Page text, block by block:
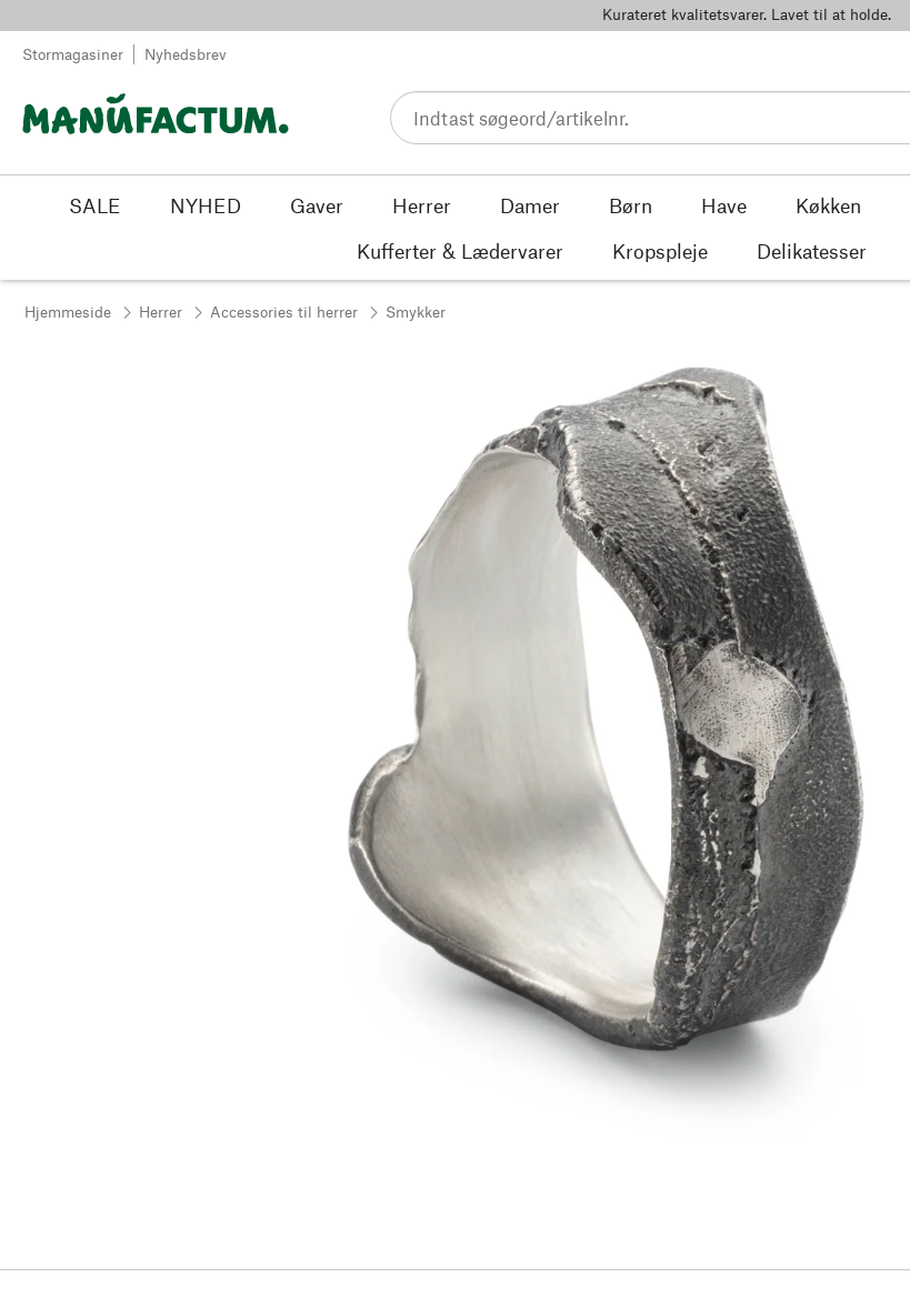
Kurateret kvalitetsvarer. Lavet til at holde.
Stormagasiner Nyhedsbrev
SALE NYHED Gaver Herrer Damer Børn Have Køkken
Kufferter & Lædervarer
Kropspleje Delikatesser
Hjemmeside Herrer Accessories til herrer Smykker